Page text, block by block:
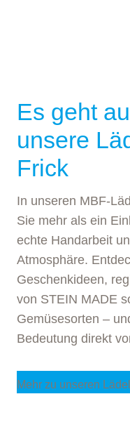
Es geht
unsere
Frick
In unseren MBF-
Sie mehr als ein
echte Handarbeit
Atmosphäre.
Geschenkideen,
von STEIN MADE
Gemüsesorten –
Bedeutung direkt
Mehr zu unseren